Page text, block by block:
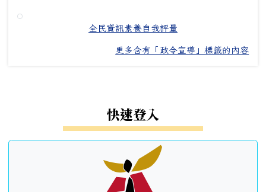
全民資訊素養自我評量
更多含有「政令宣導」標籤的內容
快速登入